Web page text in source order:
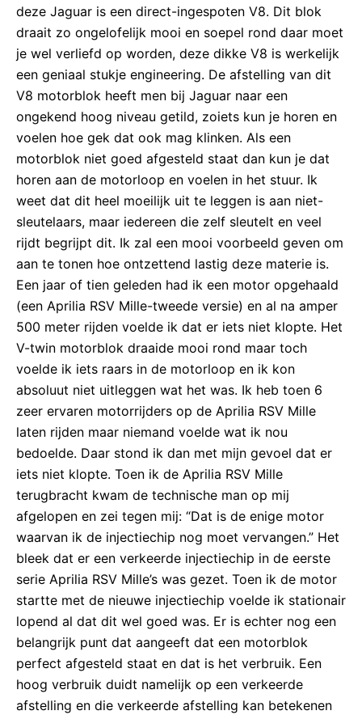
deze Jaguar is een direct-ingespoten V8. Dit blok
draait zo ongelofelijk mooi en soepel rond daar moet
je wel verliefd op worden, deze dikke V8 is werkelijk
een geniaal stukje engineering. De afstelling van dit
V8 motorblok heeft men bij Jaguar naar een
ongekend hoog niveau getild, zoiets kun je horen en
voelen hoe gek dat ook mag klinken. Als een
motorblok niet goed afgesteld staat dan kun je dat
horen aan de motorloop en voelen in het stuur. Ik
weet dat dit heel moeilijk uit te leggen is aan niet-
sleutelaars, maar iedereen die zelf sleutelt en veel
rijdt begrijpt dit. Ik zal een mooi voorbeeld geven om
aan te tonen hoe ontzettend lastig deze materie is.
Een jaar of tien geleden had ik een motor opgehaald
(een Aprilia RSV Mille-tweede versie) en al na amper
500 meter rijden voelde ik dat er iets niet klopte. Het
V-twin motorblok draaide mooi rond maar toch
voelde ik iets raars in de motorloop en ik kon
absoluut niet uitleggen wat het was. Ik heb toen 6
zeer ervaren motorrijders op de Aprilia RSV Mille
laten rijden maar niemand voelde wat ik nou
bedoelde. Daar stond ik dan met mijn gevoel dat er
iets niet klopte. Toen ik de Aprilia RSV Mille
terugbracht kwam de technische man op mij
afgelopen en zei tegen mij: “Dat is de enige motor
waarvan ik de injectiechip nog moet vervangen.” Het
bleek dat er een verkeerde injectiechip in de eerste
serie Aprilia RSV Mille’s was gezet. Toen ik de motor
startte met de nieuwe injectiechip voelde ik stationair
lopend al dat dit wel goed was. Er is echter nog een
belangrijk punt dat aangeeft dat een motorblok
perfect afgesteld staat en dat is het verbruik. Een
hoog verbruik duidt namelijk op een verkeerde
afstelling en die verkeerde afstelling kan betekenen